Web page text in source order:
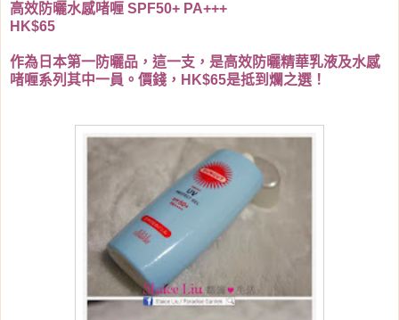
高效防曬水感啫喱 SPF50+ PA+++
HK$65
作為日本第一防曬品，這一支，是高效防曬精華乳液及水感
啫喱系列其中一員。價錢，HK$65是抵到爛之選！